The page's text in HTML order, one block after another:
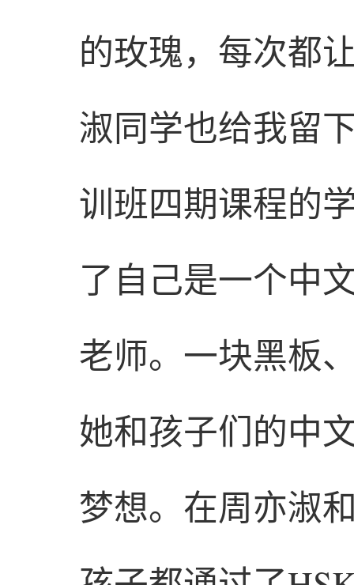
的玫瑰，每次都
淑同学也给我留
训班四期课程的
了自己是一个中
老师。一块黑板
她和孩子们的中
梦想。在周亦淑